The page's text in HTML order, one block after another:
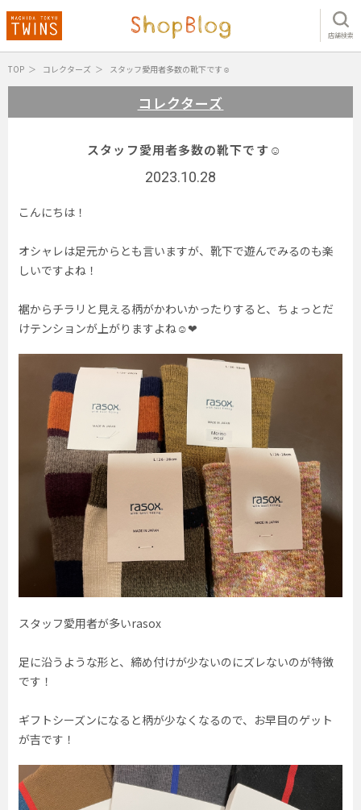
店舗検索
TOP コレクターズ スタッフ愛用者多数の靴下です☺︎
コレクターズ
スタッフ愛用者多数の靴下です☺︎
2023.10.28
こんにちは！
オシャレは足元からとも言いますが、靴下で遊んでみるのも楽
しいですよね！
裾からチラリと見える柄がかわいかったりすると、ちょっとだ
けテンションが上がりますよね☺︎❤︎
スタッフ愛用者が多いrasox
足に沿うような形と、締め付けが少ないのにズレないのが特徴
です！
ギフトシーズンになると柄が少なくなるので、お早目のゲット
が吉です！